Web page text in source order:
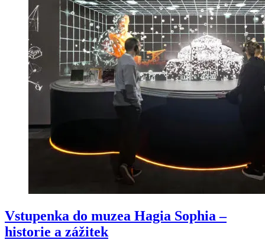
Vstupenka do muzea Hagia Sophia –
historie a zážitek